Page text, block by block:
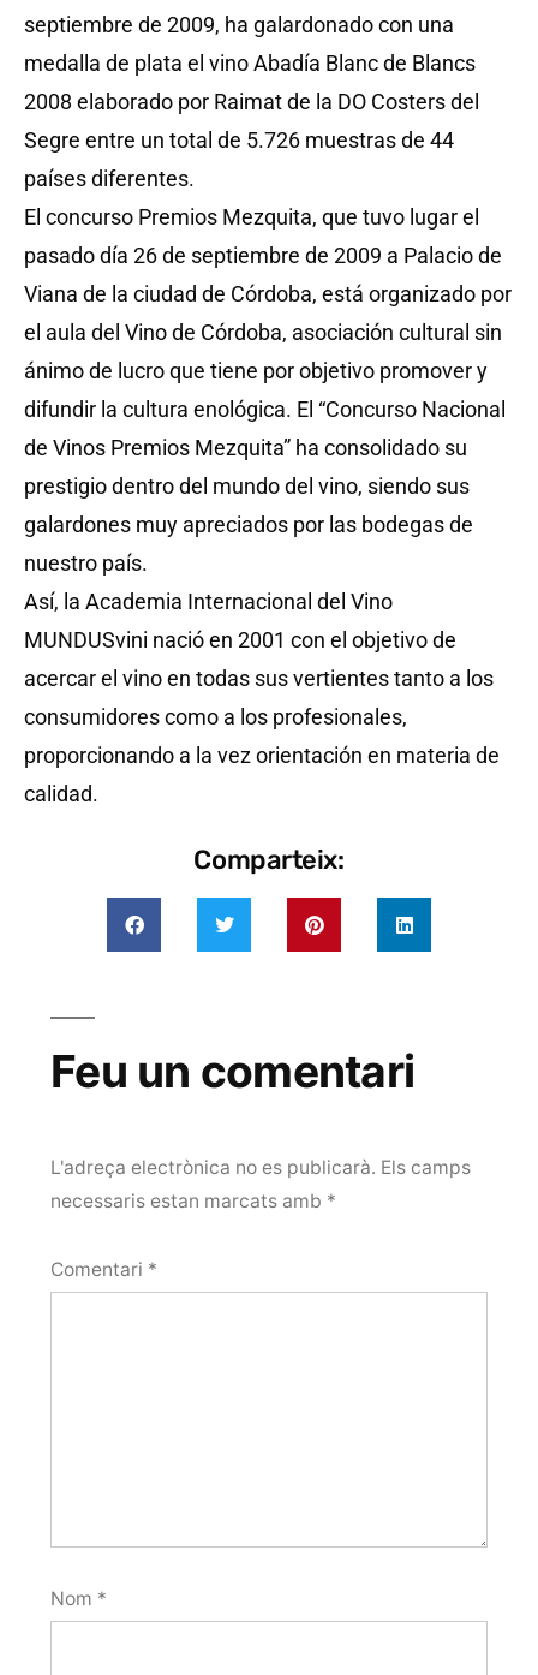
septiembre de 2009, ha galardonado con una
medalla de plata el vino Abadía Blanc de Blancs
2008 elaborado por Raimat de la DO Costers del
Segre entre un total de 5.726 muestras de 44
países diferentes.
El concurso Premios Mezquita, que tuvo lugar el
pasado día 26 de septiembre de 2009 a Palacio de
Viana de la ciudad de Córdoba, está organizado por
el aula del Vino de Córdoba, asociación cultural sin
ánimo de lucro que tiene por objetivo promover y
difundir la cultura enológica. El “Concurso Nacional
de Vinos Premios Mezquita” ha consolidado su
prestigio dentro del mundo del vino, siendo sus
galardones muy apreciados por las bodegas de
nuestro país.
Así, la Academia Internacional del Vino
MUNDUSvini nació en 2001 con el objetivo de
acercar el vino en todas sus vertientes tanto a los
consumidores como a los profesionales,
proporcionando a la vez orientación en materia de
calidad.
Comparteix:
Feu un comentari
L'adreça electrònica no es publicarà. Els camps
necessaris estan marcats amb *
Comentari *
Nom *